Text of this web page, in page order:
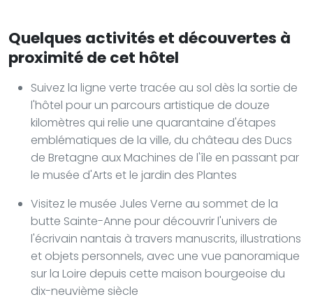
Quelques activités et découvertes à
proximité de cet hôtel
Suivez la ligne verte tracée au sol dès la sortie de
l'hôtel pour un parcours artistique de douze
kilomètres qui relie une quarantaine d'étapes
emblématiques de la ville, du château des Ducs
de Bretagne aux Machines de l'île en passant par
le musée d'Arts et le jardin des Plantes
Visitez le musée Jules Verne au sommet de la
butte Sainte-Anne pour découvrir l'univers de
l'écrivain nantais à travers manuscrits, illustrations
et objets personnels, avec une vue panoramique
sur la Loire depuis cette maison bourgeoise du
dix-neuvième siècle